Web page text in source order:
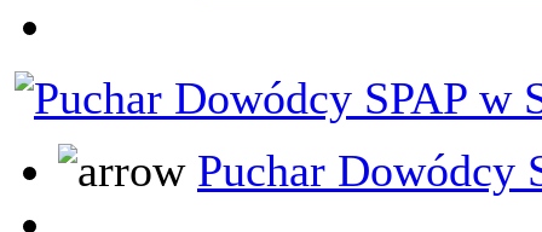
Puchar Dowódcy